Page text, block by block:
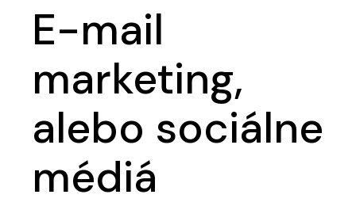
E-mail
marketing,
alebo sociálne
médiá